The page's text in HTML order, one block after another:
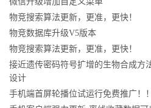
物竞搜索算法更新，更准，更快！
物竞数据库升级V5版本
物竞搜索算法更新，更准，更快！
接近遗传密码符号扩增的生物合成方
设计
手机端首屏轮播位试运行免费推广！！